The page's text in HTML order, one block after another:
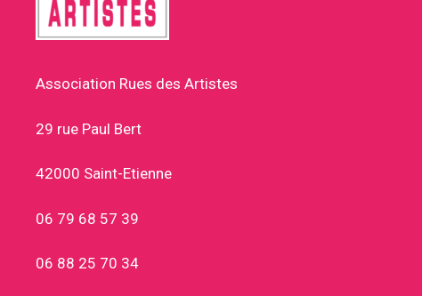
Association Rues des Artistes
29 rue Paul Bert
42000 Saint-Etienne
06 79 68 57 39
06 88 25 70 34